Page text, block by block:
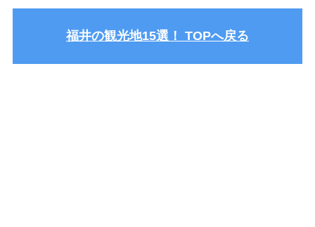
福井の観光地15選！ TOPへ戻る